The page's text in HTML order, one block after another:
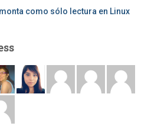
como sólo lectura en Linux